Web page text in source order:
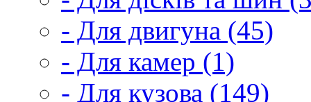
- Для двигуна (45)
- Для камер (1)
- Для кузова (149)